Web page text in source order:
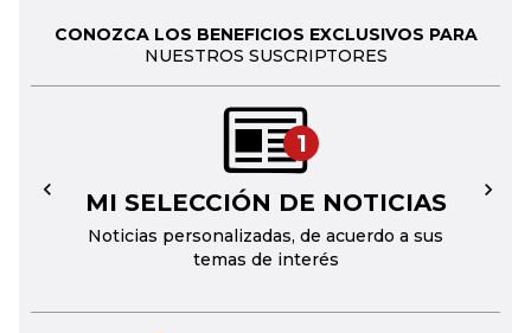
CONOZCA LOS BENEFICIOS EXCLUSIVOS PARA
NUESTROS SUSCRIPTORES
1
MI SELECCIÓN DE NOTICIAS
Noticias personalizadas, de acuerdo a sus
temas de interés
← →